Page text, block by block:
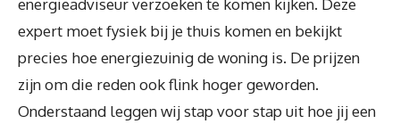
energieadviseur verzoeken te komen kijken. Deze
expert moet fysiek bij je thuis komen en bekijkt
precies hoe energiezuinig de woning is. De prijzen
zijn om die reden ook flink hoger geworden.
Onderstaand leggen wij stap voor stap uit hoe jij een